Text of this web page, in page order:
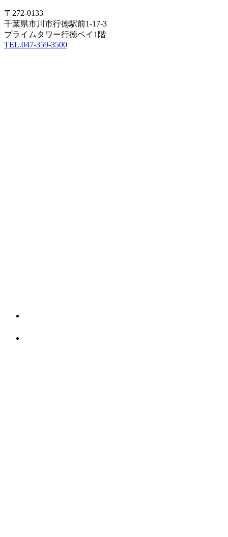
〒272-0133
千葉県市川市行徳駅前1-17-3
プライムタワー行徳ベイ1階
TEL.047-359-3500